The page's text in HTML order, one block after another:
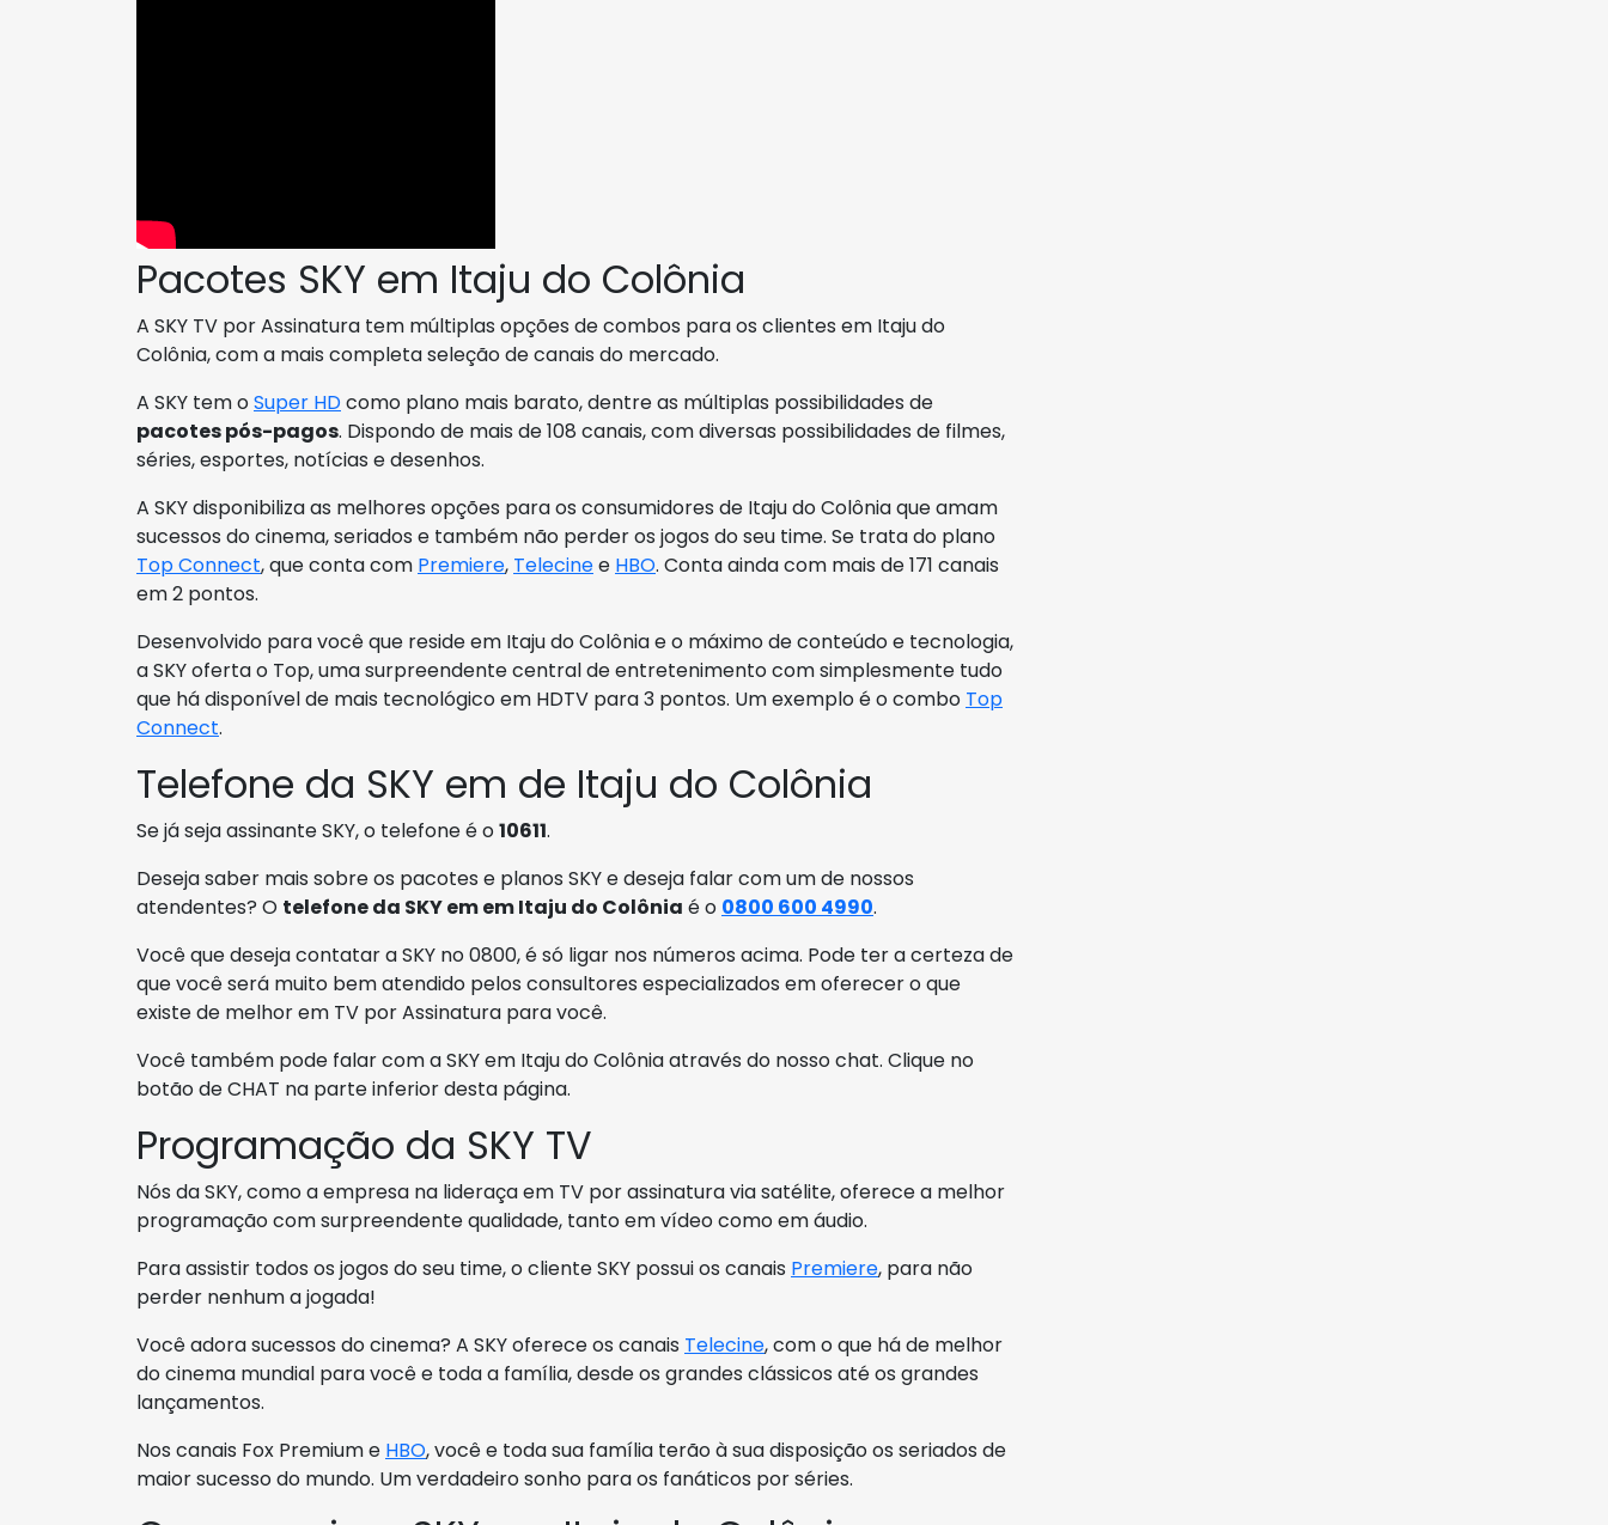
Pacotes SKY em Itaju do Colônia
A SKY TV por Assinatura tem múltiplas opções de combos para os clientes em Itaju do
Colônia, com a mais completa seleção de canais do mercado.
A SKY tem oSuper HDcomo plano mais barato, dentre as múltiplas possibilidades de
pacotes pós-pagos. Dispondo de mais de 108 canais, com diversas possibilidades de filmes,
séries, esportes, notícias e desenhos.
A SKY disponibiliza as melhores opções para os consumidores de Itaju do Colônia que amam
sucessos do cinema, seriados e também não perder os jogos do seu time. Se trata do plano
Top Connect, que conta com Premiere, Telecinee HBO. Conta ainda com mais de 171 canais
em 2 pontos.
Desenvolvido para você que reside em Itaju do Colônia e o máximo de conteúdo e tecnologia,
a SKY oferta o Top, uma surpreendente central de entretenimento com simplesmente tudo
que há disponível de mais tecnológico em HDTV para 3 pontos. Um exemplo é o combo Top
Connect.
Telefone da SKY em de Itaju do Colônia
Se já seja assinante SKY, o telefone é o10611.
Deseja saber mais sobre os pacotes e planos SKY e deseja falar com um de nossos
atendentes? O telefone da SKY em em Itaju do Colônia é o 0800 600 4990.
Você que deseja contatar a SKY no 0800, é só ligar nos números acima. Pode ter a certeza de
que você será muito bem atendido pelos consultores especializados em oferecer o que
existe de melhor em TV por Assinatura para você.
Você também pode falar com a SKY em Itaju do Colônia através do nosso chat. Clique no
botão de CHAT na parte inferior desta página.
Programação da SKY TV
Nós da SKY, como a empresa na lideraça em TV por assinatura via satélite, oferece a melhor
programação com surpreendente qualidade, tanto em vídeo como em áudio.
Para assistir todos os jogos do seu time, o cliente SKY possui os canais Premiere, para não
perder nenhum a jogada!
Você adora sucessos do cinema? A SKY oferece os canais Telecine, com o que há de melhor
do cinema mundial para você e toda a família, desde os grandes clássicos até os grandes
lançamentos.
Nos canais Fox Premium e HBO, você e toda sua família terão à sua disposição os seriados de
maior sucesso do mundo. Um verdadeiro sonho para os fanáticos por séries.